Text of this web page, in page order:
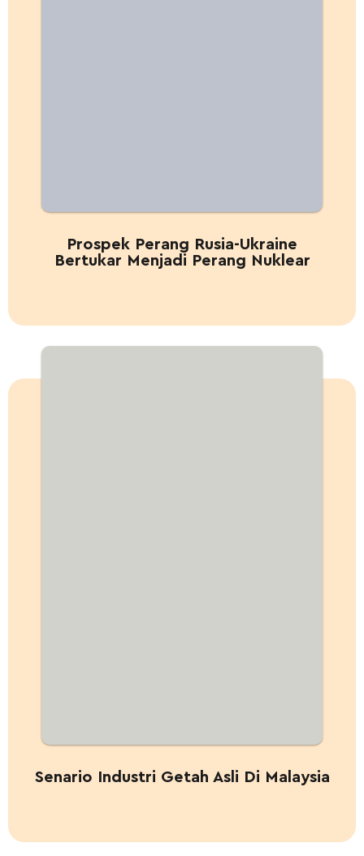
Prospek Perang Rusia-Ukraine
Bertukar Menjadi Perang Nuklear
Senario Industri Getah Asli Di Malaysia